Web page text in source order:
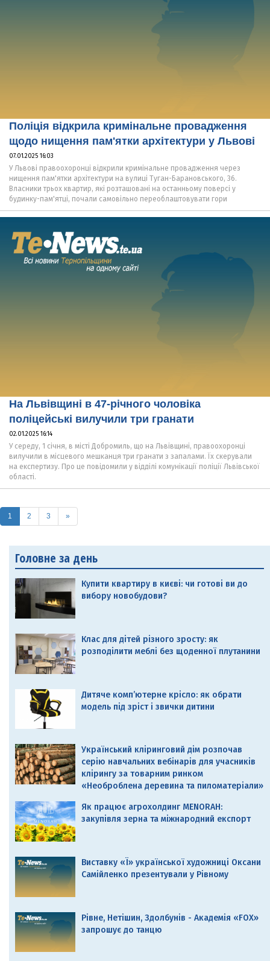
Поліція відкрила кримінальне провадження
щодо нищення пам'ятки архітектури у Львові
07.01.2025 16:03
У Львові правоохоронці відкрили кримінальне провадження через
нищення пам'ятки архітектури на вулиці Туган-Барановського, 36.
Власники трьох квартир, які розташовані на останньому поверсі у
будинку-пам'ятці, почали самовільно переоблаштовувати гори
На Львівщині в 47-річного чоловіка
поліцейські вилучили три гранати
02.01.2025 16:14
У середу, 1 січня, в місті Добромиль, що на Львівщині, правоохоронці
вилучили в місцевого мешканця три гранати з запалами. Їх скерували
на експертизу. Про це повідомили у відділі комунікації поліції Львівської
області.
1 (current)
2 3 »
Головне за день
Купити квартиру в києві: чи готові ви до
вибору новобудови?
Клас для дітей різного зросту: як
розподілити меблі без щоденної плутанини
Дитяче комп’ютерне крісло: як обрати
модель під зріст і звички дитини
Український кліринговий дім розпочав
серію навчальних вебінарів для учасників
клірингу за товарним ринком
«Необроблена деревина та пиломатеріали»
Як працює агрохолдинг MENORAH:
закупівля зерна та міжнародний експорт
Виставку «Ї» української художниці Оксани
Самійленко презентували у Рівному
Рівне, Нетішин, Здолбунів - Академія «FOX»
запрошує до танцю